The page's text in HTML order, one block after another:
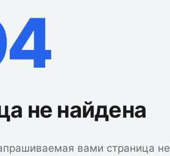
не найдена
вами страница не